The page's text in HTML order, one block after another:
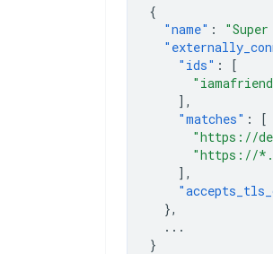
{
"name" :
"ids" :
[
],
"matches" :
[
"https://
"https://
],
},
...
}